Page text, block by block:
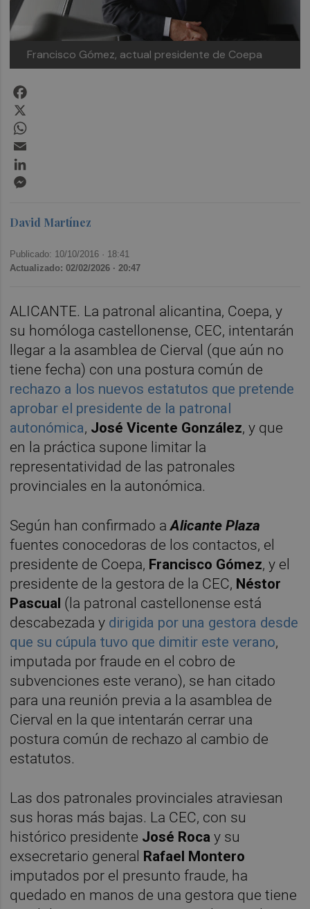
Francisco Gómez, actual presidente de Coepa
David Martínez
Publicado: 10/10/2016 · 18:41
Actualizado: 02/02/2026 · 20:47
ALICANTE. La patronal alicantina, Coepa, y
su homóloga castellonense, CEC, intentarán
llegar a la asamblea de Cierval (que aún no
tiene fecha) con una postura común de
rechazo a los nuevos estatutos que pretende
aprobar el presidente de la patronal
autonómica, José Vicente González, y que
en la práctica supone limitar la
representatividad de las patronales
provinciales en la autonómica.
Según han confirmado aAlicante Plaza
fuentes conocedoras de los contactos, el
presidente de Coepa, Francisco Gómez, y el
presidente de la gestora de la CEC, Néstor
Pascual (la patronal castellonense está
descabezada y dirigida por una gestora desde
que su cúpula tuvo que dimitir este verano,
imputada por fraude en el cobro de
subvenciones este verano), se han citado
para una reunión previa a la asamblea de
Cierval en la que intentarán cerrar una
postura común de rechazo al cambio de
estatutos.
Las dos patronales provinciales atraviesan
sus horas más bajas. La CEC, con su
histórico presidente José Roca y su
exsecretario general Rafael Montero
imputados por el presunto fraude, ha
quedado en manos de una gestora que tiene